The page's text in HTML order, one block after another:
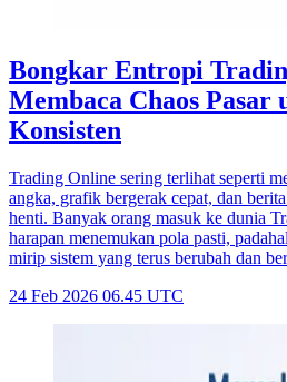
Bongkar Entropi
Membaca Chaos
Konsisten
Trading Online sering terlihat seperti
angka, grafik bergerak cepat, dan
henti. Banyak orang masuk ke dunia
harapan menemukan pola pasti,
mirip sistem yang terus berubah dan
24 Feb 2026 06.45 UTC